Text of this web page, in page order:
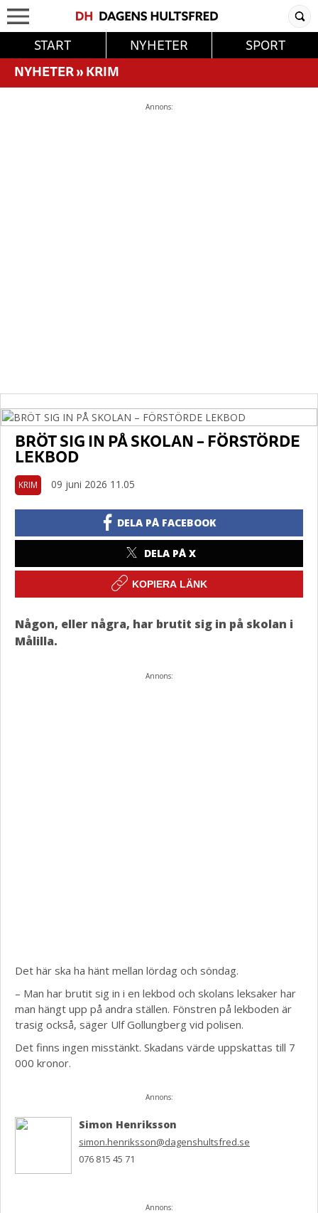
START NYHETER
SPORT
NYHETER»KRIM
Annons:
BRÖT SIG IN PÅ SKOLAN – FÖRSTÖRDE
LEKBOD
KRIM 09 juni 2026 11.05
DELA PÅ FACEBOOK
DELA PÅ X
KOPIERA LÄNK
Någon, eller några, har brutit sig in på skolan i
Målilla.
Annons:
Det här ska ha hänt mellan lördag och söndag.
– Man har brutit sig in i en lekbod och skolans leksaker har
man hängt upp på andra ställen. Fönstren på lekboden är
trasig också, säger Ulf Gollungberg vid polisen.
Det finns ingen misstänkt. Skadans värde uppskattas till 7
000 kronor.
Annons:
Simon Henriksson
simon.henriksson@dagenshultsfred.se
076 815 45 71
Annons: